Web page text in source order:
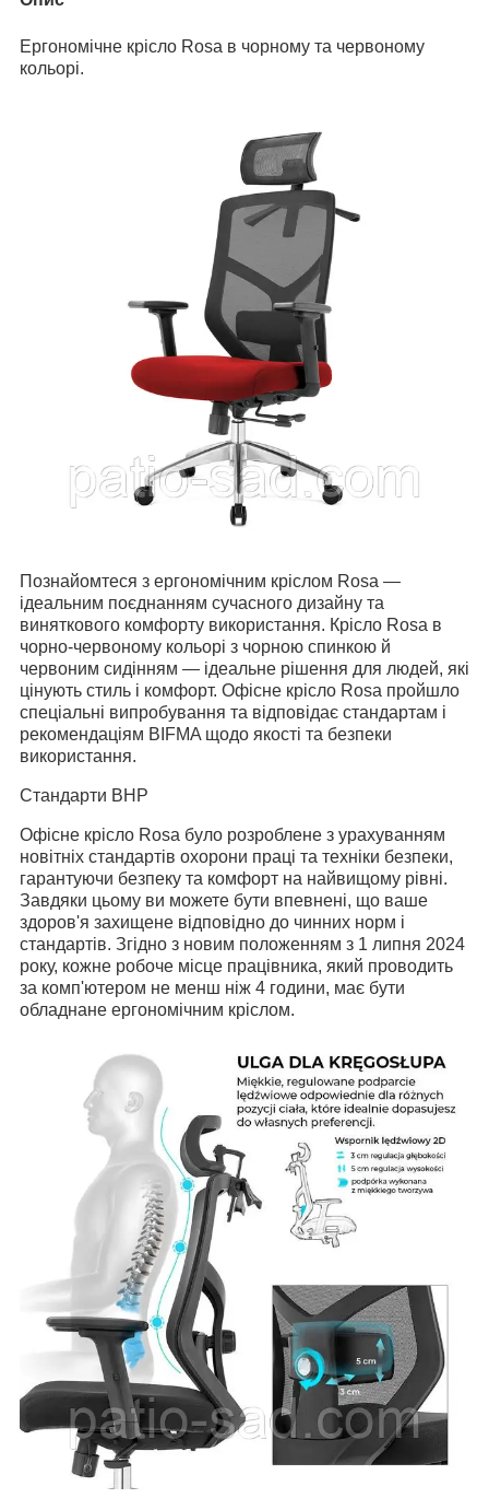
Ергономічне крісло Rosa в чорному та червоному
кольорі.
Познайомтеся з ергономічним кріслом Rosa —
ідеальним поєднанням сучасного дизайну та
виняткового комфорту використання. Крісло Rosa в
чорно-червоному кольорі з чорною спинкою й
червоним сидінням — ідеальне рішення для людей, які
цінують стиль і комфорт. Офісне крісло Rosa пройшло
спеціальні випробування та відповідає стандартам і
рекомендаціям BIFMA щодо якості та безпеки
використання.
Стандарти BHP
Офісне крісло Rosa було розроблене з урахуванням
новітніх стандартів охорони праці та техніки безпеки,
гарантуючи безпеку та комфорт на найвищому рівні.
Завдяки цьому ви можете бути впевнені, що ваше
здоров'я захищене відповідно до чинних норм і
стандартів. Згідно з новим положенням з 1 липня 2024
року, кожне робоче місце працівника, який проводить
за комп'ютером не менш ніж 4 години, має бути
обладнане ергономічним кріслом.